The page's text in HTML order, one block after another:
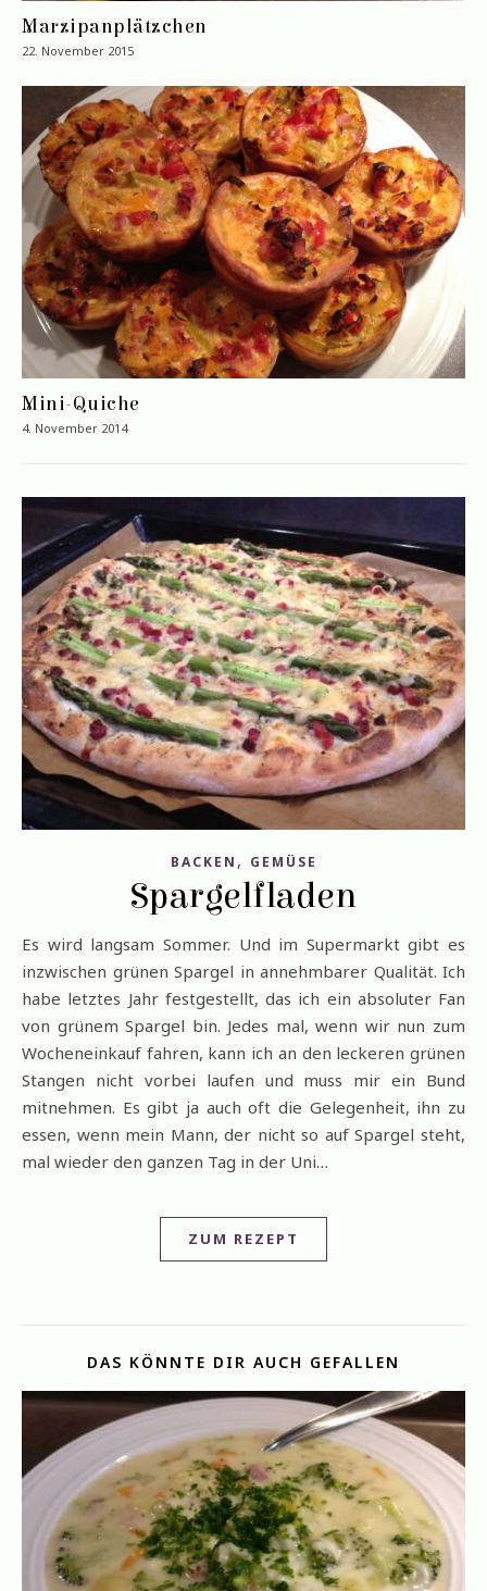
Marzipanplätzchen
22. November 2015
Mini-Quiche
4. November 2014
BACKEN , GEMÜSE
Spargelfladen
Es wird langsam Sommer. Und im Supermarkt gibt es
inzwischen grünen Spargel in annehmbarer Qualität. Ich
habe letztes Jahr festgestellt, das ich ein absoluter Fan
von grünem Spargel bin. Jedes mal, wenn wir nun zum
Wocheneinkauf fahren, kann ich an den leckeren grünen
Stangen nicht vorbei laufen und muss mir ein Bund
mitnehmen. Es gibt ja auch oft die Gelegenheit, ihn zu
essen, wenn mein Mann, der nicht so auf Spargel steht,
mal wieder den ganzen Tag in der Uni…
ZUM REZEPT
DAS KÖNNTE DIR AUCH GEFALLEN